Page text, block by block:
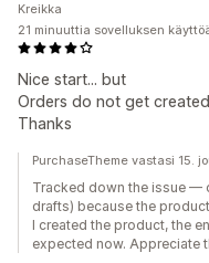
Nice start... but
Orders do not get
Thanks
Kreikka
21 minuuttia sovelluksen
PurchaseTheme vastasi 15.
Tracked down the issue —
drafts) because the
I created the product, the
expected now. Appreciate